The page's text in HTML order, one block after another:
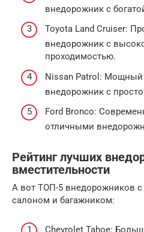
внедорожник с
Toyota Land Cruiser:
внедорожник с
проходимостью.
Nissan Patrol:
внедорожник с
Ford Bronco:
отличными
Рейтинг лучших
вместительности
А вот ТОП-5 внедорожников
салоном и багажником:
Chevrolet Tahoe: